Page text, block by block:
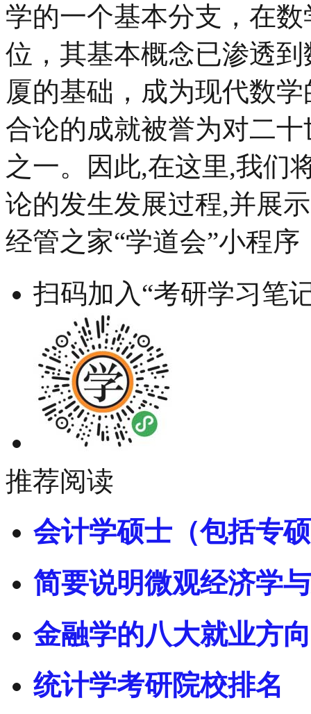
学的一个基本分支，在
位，其基本概念已渗透
厦的基础，成为现代数
合论的成就被誉为对二
之一。因此,在这里,我们
论的发生发展过程,并展
经管之家“学道会”小程序
扫码加入“考研学习笔
推荐阅读
会计学硕士（包括专
简要说明微观经济学
金融学的八大就业方
统计学考研院校排名